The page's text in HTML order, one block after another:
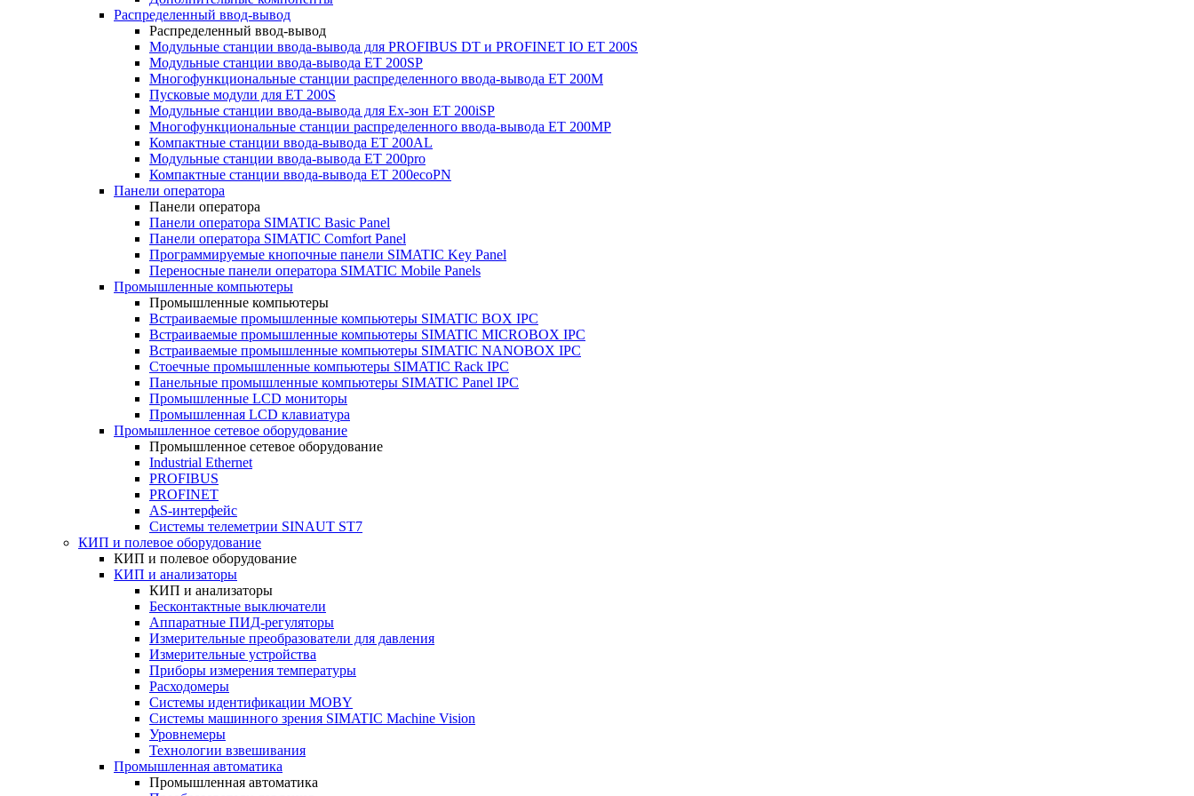
Распределенный ввод-вывод
Распределенный ввод-вывод
Модульные станции ввода-вывода для PROFIBUS DT и PROFINET IO ET 200S
Модульные станции ввода-вывода ET 200SP
Многофункциональные станции распределенного ввода-вывода ET 200M
Пусковые модули для ET 200S
Модульные станции ввода-вывода для Ex-зон ET 200iSP
Многофункциональные станции распределенного ввода-вывода ET 200MP
Компактные станции ввода-вывода ET 200AL
Модульные станции ввода-вывода ET 200pro
Компактные станции ввода-вывода ET 200ecoPN
Панели оператора
Панели оператора
Панели оператора SIMATIC Basic Panel
Панели оператора SIMATIC Comfort Panel
Программируемые кнопочные панели SIMATIC Key Panel
Переносные панели оператора SIMATIC Mobile Panels
Промышленные компьютеры
Промышленные компьютеры
Встраиваемые промышленные компьютеры SIMATIC BOX IPC
Встраиваемые промышленные компьютеры SIMATIC MICROBOX IPC
Встраиваемые промышленные компьютеры SIMATIC NANOBOX IPC
Стоечные промышленные компьютеры SIMATIC Rack IPC
Панельные промышленные компьютеры SIMATIC Panel IPC
Промышленные LCD мониторы
Промышленная LCD клавиатура
Промышленное сетевое оборудование
Промышленное сетевое оборудование
Industrial Ethernet
PROFIBUS
PROFINET
AS-интерфейс
Системы телеметрии SINAUT ST7
КИП и полевое оборудование
КИП и полевое оборудование
КИП и анализаторы
КИП и анализаторы
Бесконтактные выключатели
Аппаратные ПИД-регуляторы
Измерительные преобразователи для давления
Измерительные устройства
Приборы измерения температуры
Расходомеры
Системы идентификации MOBY
Системы машинного зрения SIMATIC Machine Vision
Уровнемеры
Технологии взвешивания
Промышленная автоматика
Промышленная автоматика